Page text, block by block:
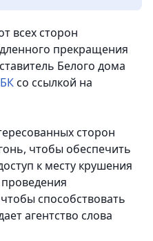
всех сторон
прекращения
Белого дома
со ссылкой на
сторон
чтобы обеспечить
к месту крушения
способствовать
агентство слова